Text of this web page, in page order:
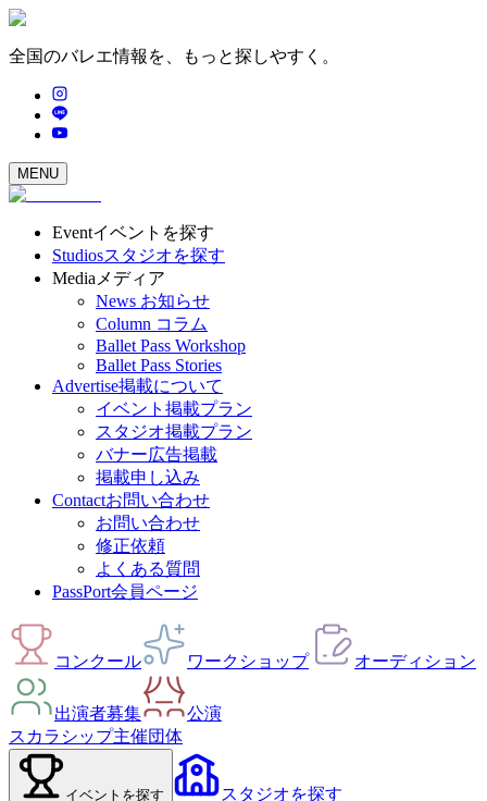
全国のバレエ情報を、もっと探しやすく。
MENU
Eventイベントを探す
Studiosスタジオを探す
Media メディア
News お知らせ
Column コラム
Ballet Pass Workshop
Ballet Pass Stories
Advertise掲載について
イベント掲載プラン
スタジオ掲載プラン
バナー広告掲載
掲載申し込み
Contactお問い合わせ
お問い合わせ
修正依頼
よくある質問
PassPort会員ページ
コンクール ワークショップ オーディション
出演者募集
公演
スカラシップ主催団体
イベント を探す スタジオを探す